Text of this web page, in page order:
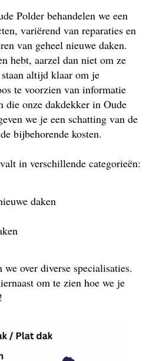
Polder behandelen we een
variërend van reparaties en
van geheel nieuwe daken.
hebt, aarzel dan niet om ze
altijd klaar om je
te voorzien van informatie
die onze dakdekker in Oude
we je een schatting van de
bijbehorende kosten.
in verschillende categorieën:
daken
over diverse specialisaties.
om te zien hoe we je